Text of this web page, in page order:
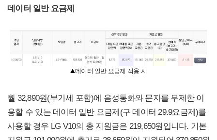
데이터 일반 요금제
데이터 일반 요금제 적용 시
월 32,890원(부가세 포함)에 음성통화와 문자를 무제한 이
용할 수 있는 데이터 일반 요금제(구 데이터 29.9요금제)를
사용할 경우 LG V10의 총 지원금은 219,650원입니다. 기본